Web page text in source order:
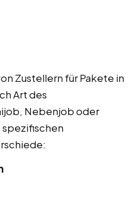
Zustellern für Pakete in
Art des
Nebenjob oder
spezifischen